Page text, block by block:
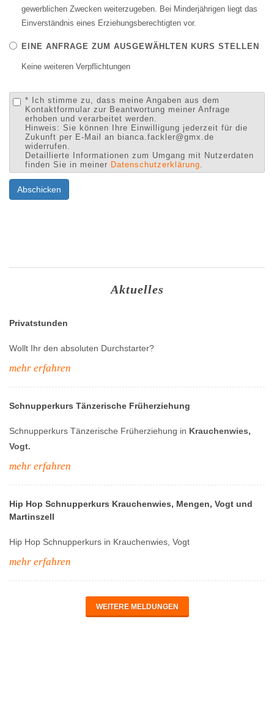
gewerblichen Zwecken weiterzugeben. Bei Minderjährigen liegt das
Einverständnis eines Erziehungsberechtigten vor.
EINE ANFRAGE ZUM AUSGEWÄHLTEN KURS STELLEN
Keine weiteren Verpflichtungen
* Ich stimme zu, dass meine Angaben aus dem
Kontaktformular zur Beantwortung meiner Anfrage
erhoben und verarbeitet werden.
Hinweis: Sie können Ihre Einwilligung jederzeit für die
Zukunft per E-Mail an bianca.fackler@gmx.de
widerrufen.
Detaillierte Informationen zum Umgang mit Nutzerdaten
finden Sie in meiner Datenschutzerklärung
Abschicken
Aktuelles
Privatstunden
Wollt Ihr den absoluten Durchstarter?
mehr erfahren
Schnupperkurs Tänzerische Früherziehung
Schnupperkurs Tänzerische Früherziehung in Krauchenwies,
Vogt.
mehr erfahren
Hip Hop Schnupperkurs Krauchenwies, Mengen, Vogt und
Martinszell
Hip Hop Schnupperkurs in Krauchenwies, Vogt
mehr erfahren
WEITERE MELDUNGEN